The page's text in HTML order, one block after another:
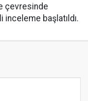
çevresinde
inceleme başlatıldı.